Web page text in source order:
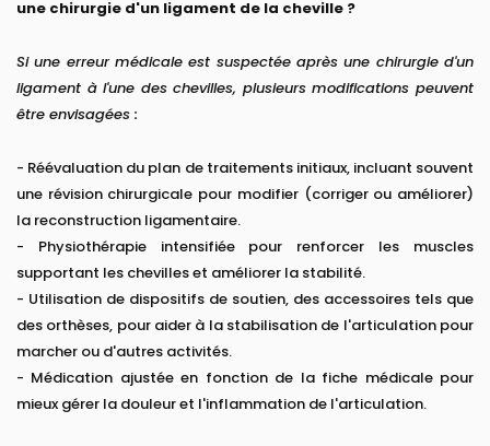
une chirurgie d'un ligament de la cheville ?
Si une erreur médicale est suspectée après une chirurgie d'un
ligament à l'une des chevilles, plusieurs modifications peuvent
être envisagées :
- Réévaluation du plan de traitements initiaux, incluant souvent
une révision chirurgicale pour modifier (corriger ou améliorer)
la reconstruction ligamentaire.
- Physiothérapie intensifiée pour renforcer les muscles
supportant les chevilles et améliorer la stabilité.
- Utilisation de dispositifs de soutien, des accessoires tels que
des orthèses, pour aider à la stabilisation de l'articulation pour
marcher ou d'autres activités.
- Médication ajustée en fonction de la fiche médicale pour
mieux gérer la douleur et l'inflammation de l'articulation.